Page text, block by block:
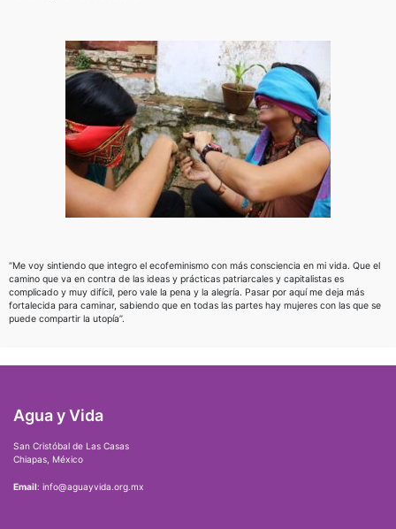
“Me voy sintiendo que integro el ecofeminismo con más consciencia en mi vida. Que el
camino que va en contra de las ideas y prácticas patriarcales y capitalistas es
complicado y muy difícil, pero vale la pena y la alegría. Pasar por aquí me deja más
fortalecida para caminar, sabiendo que en todas las partes hay mujeres con las que se
puede compartir la utopía”.
Agua y Vida
San Cristóbal de Las Casas
Chiapas, México
Email: info@aguayvida.org.mx